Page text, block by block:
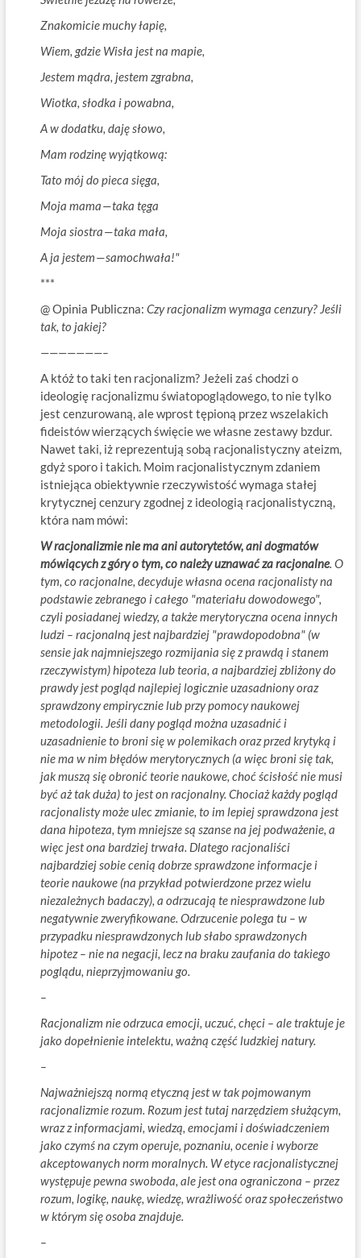
Znakomicie muchy łapię,
Wiem, gdzie Wisła jest na mapie,
Jestem mądra, jestem zgrabna,
Wiotka, słodka i powabna,
A w dodatku, daję słowo,
Mam rodzinę wyjątkową:
Tato mój do pieca sięga,
Moja mama — taka tęga
Moja siostra — taka mała,
A ja jestem — samochwała!"
***
@ Opinia Publiczna: Czy racjonalizm wymaga cenzury? Jeśli
tak, to jakiej?
———————–
A któż to taki ten racjonalizm? Jeżeli zaś chodzi o
ideologię racjonalizmu światopoglądowego, to nie tylko
jest cenzurowaną, ale wprost tępioną przez wszelakich
fideistów wierzących święcie we własne zestawy bzdur.
Nawet taki, iż reprezentują sobą racjonalistyczny ateizm,
gdyż sporo i takich. Moim racjonalistycznym zdaniem
istniejąca obiektywnie rzeczywistość wymaga stałej
krytycznej cenzury zgodnej z ideologią racjonalistyczną,
która nam mówi:
W racjonalizmie nie ma ani autorytetów, ani dogmatów
mówiących z góry o tym, co należy uznawać za racjonalne. O
tym, co racjonalne, decyduje własna ocena racjonalisty na
podstawiezebranego i całego "materiału dowodowego",
czyli posiadanej wiedzy, a także merytoryczna ocena innych
ludzi – racjonalną jest najbardziej "prawdopodobna" (w
sensie jak najmniejszego rozmijania się z prawdą i stanem
rzeczywistym) hipoteza lub teoria, a najbardziej zbliżony do
prawdy jest pogląd najlepiej logicznie uzasadniony oraz
sprawdzony empirycznie lub przy pomocy naukowej
metodologii. Jeśli dany pogląd można uzasadnić i
uzasadnienie to broni się w polemikach oraz przed krytyką i
nie ma w nim błędów merytorycznych (a więc broni się tak,
jak muszą się obronić teorie naukowe, choć ścisłość nie musi
być aż tak duża) to jest on racjonalny. Chociaż każdy pogląd
racjonalisty może ulec zmianie, to im lepiej sprawdzona jest
dana hipoteza, tym mniejsze są szanse na jej podważenie, a
więc jest ona bardziej trwała. Dlatego racjonaliści
najbardziej sobie cenią dobrze sprawdzone informacje i
teorie naukowe (na przykład potwierdzone przez wielu
niezależnych badaczy), a odrzucają te niesprawdzone lub
negatywnie zweryfikowane. Odrzucenie polega tu – w
przypadku niesprawdzonych lub słabo sprawdzonych
hipotez – nie na negacji, lecz na braku zaufania do takiego
poglądu, nieprzyjmowaniu go.
–
Racjonalizm nie odrzuca emocji, uczuć, chęci – ale traktuje je
jako dopełnienie intelektu, ważną część ludzkiej natury.
–
Najważniejszą normą etyczną jest w tak pojmowanym
racjonalizmie rozum. Rozum jest tutaj narzędziem służącym,
wraz z informacjami, wiedzą, emocjami i doświadczeniem
jako czymś na czym operuje, poznaniu, ocenie i wyborze
akceptowanych norm moralnych. W etyce racjonalistycznej
występuje pewna swoboda, ale jest ona ograniczona – przez
rozum, logikę, naukę, wiedzę, wrażliwość oraz społeczeństwo
w którym się osoba znajduje.
–